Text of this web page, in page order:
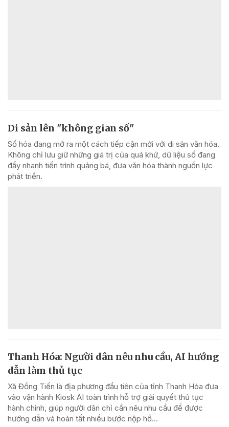
Di sản lên "không gian số"
Số hóa đang mở ra một cách tiếp cận mới với di sản văn hóa.
Không chỉ lưu giữ những giá trị của quá khứ, dữ liệu số đang
đẩy nhanh tiến trình quảng bá, đưa văn hóa thành nguồn lực
phát triển.
Thanh Hóa: Người dân nêu nhu cầu, AI hướng
dẫn làm thủ tục
Xã Đồng Tiến là địa phương đầu tiên của tỉnh Thanh Hóa đưa
vào vận hành Kiosk AI toàn trình hỗ trợ giải quyết thủ tục
hành chính, giúp người dân chỉ cần nêu nhu cầu để được
hướng dẫn và hoàn tất nhiều bước nộp hồ...